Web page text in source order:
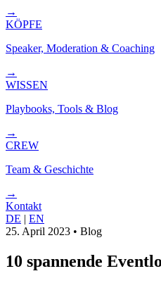
→
KÖPFE
Speaker, Moderation & Coaching
→
WISSEN
Playbooks, Tools & Blog
→
CREW
Team & Geschichte
→
Kontakt
DE | EN
25. April 2023 • Blog
10 spannende